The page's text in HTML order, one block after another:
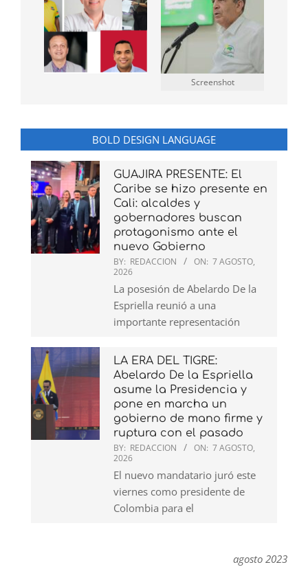
Screenshot
BOLD DESIGN LANGUAGE
GUAJIRA PRESENTE: El
Caribe se hizo presente en
Cali: alcaldes y
gobernadores buscan
protagonismo ante el
nuevo Gobierno
BY: REDACCION ON: 7 AGOSTO,
2026
La posesión de Abelardo De la
Espriella reunió a una
importante representación
LA ERA DEL TIGRE:
Abelardo De la Espriella
asume la Presidencia y
pone en marcha un
gobierno de mano firme y
ruptura con el pasado
BY: REDACCION ON: 7 AGOSTO,
2026
El nuevo mandatario juró este
viernes como presidente de
Colombia para el
agosto 2023